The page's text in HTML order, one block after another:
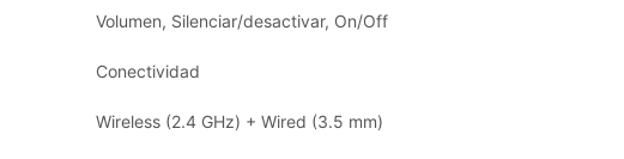
Volumen, Silenciar/desactivar, On/Off
Conectividad
Wireless (2.4 GHz) + Wired (3.5 mm)